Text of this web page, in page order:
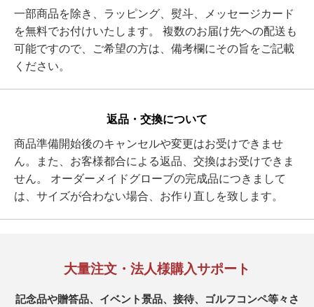
一部商品を除き、ラッピング、熨斗、メッセージカード
を無料でお付けいたします。 複数のお届け先への配送も
可能ですので、ご希望の方は、備考欄にその旨をご記載
ください。
返品・交換について
商品準備開始後のキャンセルや変更はお受けできませ
ん。また、お客様都合による返品、交換はお受けできま
せん。 オーダーメイドグローブの完成品につきまして
は、サイズが合わない場合、お作り直しを致します。
大量注文・法人様購入サポート
記念品や贈答品、イベント景品、接待、ゴルフコンペ等々さ